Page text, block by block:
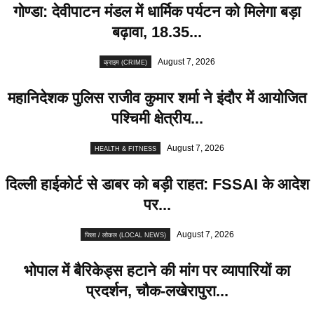
गोण्डा: देवीपाटन मंडल में धार्मिक पर्यटन को मिलेगा बड़ा
बढ़ावा, 18.35...
क्राइम (CRIME) August 7, 2026
महानिदेशक पुलिस राजीव कुमार शर्मा ने इंदौर में आयोजित
पश्चिमी क्षेत्रीय...
HEALTH & FITNESS August 7, 2026
दिल्ली हाईकोर्ट से डाबर को बड़ी राहत: FSSAI के आदेश
पर...
जिला / लोकल (LOCAL NEWS) August 7, 2026
भोपाल में बैरिकेड्स हटाने की मांग पर व्यापारियों का
प्रदर्शन, चौक-लखेरापुरा...